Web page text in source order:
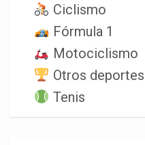
Ciclismo
Fórmula 1
Motociclismo
Otros deportes
Tenis